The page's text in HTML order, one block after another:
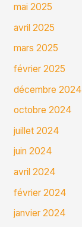
mai 2025
avril 2025
mars 2025
février 2025
décembre 2024
octobre 2024
juillet 2024
juin 2024
avril 2024
février 2024
janvier 2024